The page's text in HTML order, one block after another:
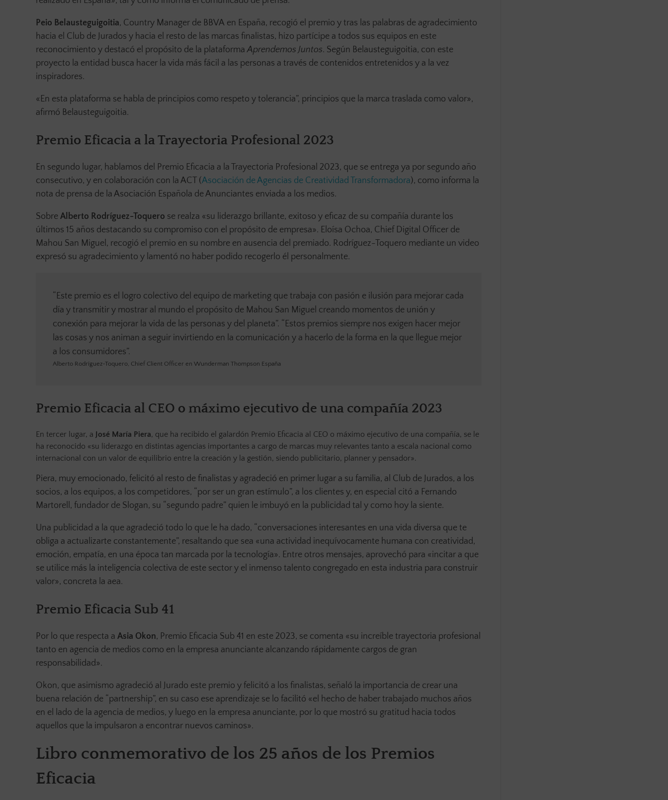
Peio Belausteguigoitia, Country Manager de BBVA en España, recogió el premio y tras las palabras de agradecimiento
hacia el Club de Jurados y hacia el resto de las marcas finalistas, hizo partícipe a todos sus equipos en este
reconocimiento y destacó el propósito de la plataformaAprendemos Juntos. Según Belausteguigoitia, con este
proyecto la entidad busca hacer la vida más fácil a las personas a través de contenidos entretenidos y a la vez
inspiradores.
«En esta plataforma se habla de principios como respeto y tolerancia”, principios que la marca traslada como valor»,
afirmó Belausteguigoitia.
Premio Eficacia a la Trayectoria Profesional 2023
En segundo lugar, hablamos del Premio Eficacia a la Trayectoria Profesional 2023, que se entrega ya por segundo año
consecutivo, y en colaboración con la ACT (Asociación de Agencias de Creatividad Transformadora), como informa la
nota de prensa de la Asociación Española de Anunciantes enviada a los medios.
Sobre Alberto Rodríguez-Toquero se realza «su liderazgo brillante, exitoso y eficaz de su compañía durante los
últimos 15 años destacando su compromiso con el propósito de empresa». Eloísa Ochoa, Chief Digital Officer de
Mahou San Miguel, recogió el premio en su nombre en ausencia del premiado. Rodríguez-Toquero mediante un video
expresó su agradecimiento y lamentó no haber podido recogerlo él personalmente.
“Este premio es el logro colectivo del equipo de marketing que trabaja con pasión e ilusión para mejorar cada
día y transmitir y mostrar al mundo el propósito de Mahou San Miguel creando momentos de unión y
conexión para mejorar la vida de las personas y del planeta”. “Estos premios siempre nos exigen hacer mejor
las cosas y nos animan a seguir invirtiendo en la comunicación y a hacerlo de la forma en la que llegue mejor
a los consumidores”.
Alberto Rodríguez-Toquero, Chief Client Officer en Wunderman Thompson España
Premio Eficacia al CEO o máximo ejecutivo de una compañía 2023
En tercer lugar, a José María Piera, que ha recibido el galardón Premio Eficacia al CEO o máximo ejecutivo de una compañía, se le
ha reconocido «su liderazgo en distintas agencias importantes a cargo de marcas muy relevantes tanto a escala nacional como
internacional con un valor de equilibrio entre la creación y la gestión, siendo publicitario, planner y pensador».
Piera, muy emocionado, felicitó al resto de finalistas y agradeció en primer lugar a su familia, al Club de Jurados, a los
socios, a los equipos, a los competidores, “por ser un gran estímulo”, a los clientes y, en especial citó a Fernando
Martorell, fundador de Slogan, su “segundo padre” quien le imbuyó en la publicidad tal y como hoy la siente.
Una publicidad a la que agradeció todo lo que le ha dado, “conversaciones interesantes en una vida diversa que te
obliga a actualizarte constantemente”, resaltando que sea «una actividad inequívocamente humana con creatividad,
emoción, empatía, en una época tan marcada por la tecnología». Entre otros mensajes, aprovechó para «incitar a que
se utilice más la inteligencia colectiva de este sector y el inmenso talento congregado en esta industria para construir
valor», concreta la aea.
Premio Eficacia Sub 41
Por lo que respecta a Asia Okon, Premio Eficacia Sub 41 en este 2023, se comenta «su increíble trayectoria profesional
tanto en agencia de medios como en la empresa anunciante alcanzando rápidamente cargos de gran
responsabilidad».
Okon, que asimismo agradeció al Jurado este premio y felicitó a los finalistas, señaló la importancia de crear una
buena relación de “partnership”, en su caso ese aprendizaje se lo facilitó «el hecho de haber trabajado muchos años
en el lado de la agencia de medios, y luego en la empresa anunciante, por lo que mostró su gratitud hacia todos
aquellos que la impulsaron a encontrar nuevos caminos».
Libro conmemorativo de los 25 años de los Premios
Eficacia